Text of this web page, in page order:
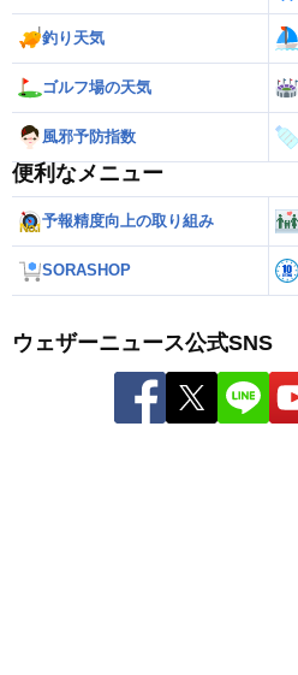
釣り天気
ゴルフ場の天気
風邪予防指数
便利なメニュー
予報精度向上の取り組み
SORASHOP
ウェザーニュース公式SNS